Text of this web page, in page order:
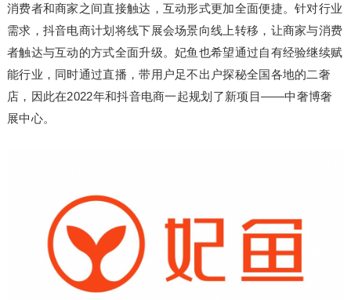
消费者和商家之间直接触达，互动形式更加全面便捷。针对行业
需求，抖音电商计划将线下展会场景向线上转移，让商家与消费
者触达与互动的方式全面升级。妃鱼也希望通过自有经验继续赋
能行业，同时通过直播，带用户足不出户探秘全国各地的二奢
店，因此在2022年和抖音电商一起规划了新项目——中奢博奢
展中心。